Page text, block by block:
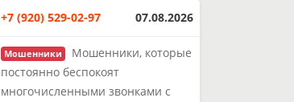
+7 (920) 529-02-97 07.08.2026
Мошенники
Мошенники, которые
постоянно беспокоят
многочисленными звонками с